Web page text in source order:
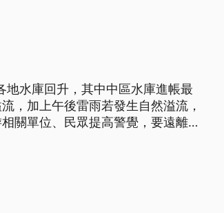
水庫回升，其中中區水庫進帳最
，加上午後雷雨若發生自然溢流，
關單位、民眾提高警覺，要遠離河